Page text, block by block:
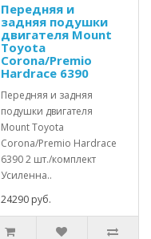
Передняя и
задняя подушки
двигателя Mount
Toyota
Corona/Premio
Hardrace 6390
Передняя и задняя
подушки двигателя
Mount Toyota
Corona/Premio Hardrace
6390 2 шт./комплект
Усиленна..
24290 руб.